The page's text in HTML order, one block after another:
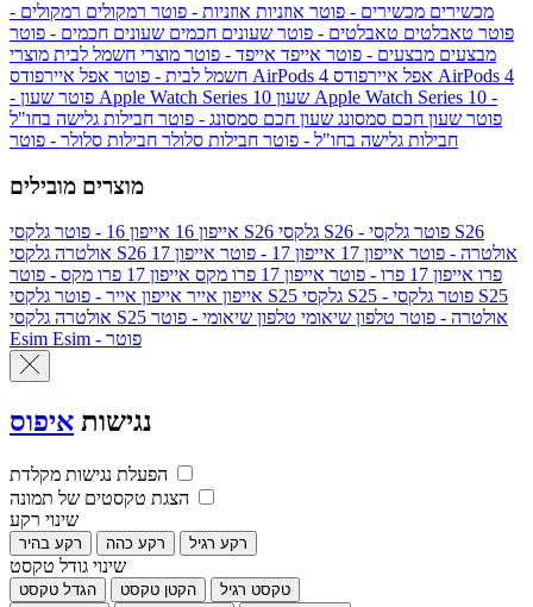
מכשירים מכשירים - פוטר אוזניות אוזניות - פוטר רמקולים רמקולים -
פוטר טאבלטים טאבלטים - פוטר שעונים חכמים שעונים חכמים - פוטר
מבצעים מבצעים - פוטר אייפד אייפד - פוטר מוצרי חשמל לבית מוצרי
חשמל לבית - פוטר אפל איירפודס AirPods 4 אפל איירפודס AirPods 4
- פוטר שעון Apple Watch Series 10 שעון Apple Watch Series 10 -
פוטר שעון חכם סמסונג שעון חכם סמסונג - פוטר חבילות גלישה בחו"ל
חבילות גלישה בחו"ל - פוטר חבילות סלולר חבילות סלולר - פוטר
מוצרים מובילים
אייפון 16 אייפון 16 - פוטר גלקסי S26 גלקסי S26 - פוטר גלקסי S26
אולטרה
גלקסי S26 אולטרה - פוטר אייפון 17 אייפון 17 - פוטר
אייפון 17
פרו אייפון 17 פרו - פוטר אייפון 17 פרו מקס
אייפון 17 פרו מקס - פוטר
אייפון אייר אייפון אייר - פוטר גלקסי S25 גלקסי S25 - פוטר גלקסי S25
אולטרה
גלקסי S25 אולטרה - פוטר טלפון שיאומי טלפון שיאומי - פוטר
Esim
Esim - פוטר
נגישות איפוס
הפעלת נגישות מקלדת
הצגת טקסטים של תמונה
שינוי רקע
רקע בהיר רקע כהה רקע רגיל
שינוי גודל טקסט
הגדל טקסט הקטן טקסט
טקסט רגיל